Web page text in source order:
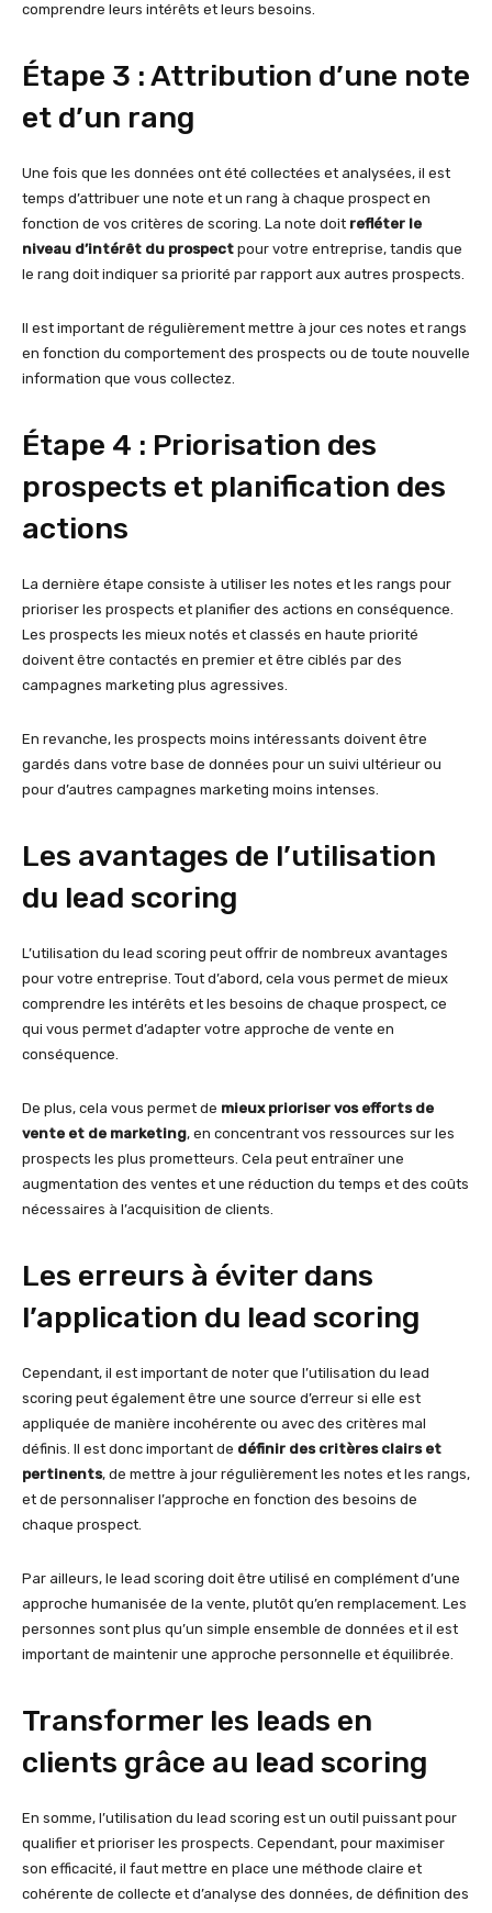
comprendre leurs intérêts et leurs besoins.
Étape 3 : Attribution d’une note
et d’un rang
Une fois que les données ont été collectées et analysées, il est
temps d’attribuer une note et un rang à chaque prospect en
fonction de vos critères de scoring. La note doit refléter le
niveau d’intérêt du prospect pour votre entreprise, tandis que
le rang doit indiquer sa priorité par rapport aux autres prospects.
Il est important de régulièrement mettre à jour ces notes et rangs
en fonction du comportement des prospects ou de toute nouvelle
information que vous collectez.
Étape 4 : Priorisation des
prospects et planification des
actions
La dernière étape consiste à utiliser les notes et les rangs pour
prioriser les prospects et planifier des actions en conséquence.
Les prospects les mieux notés et classés en haute priorité
doivent être contactés en premier et être ciblés par des
campagnes marketing plus agressives.
En revanche, les prospects moins intéressants doivent être
gardés dans votre base de données pour un suivi ultérieur ou
pour d’autres campagnes marketing moins intenses.
Les avantages de l’utilisation
du lead scoring
L’utilisation du lead scoring peut offrir de nombreux avantages
pour votre entreprise. Tout d’abord, cela vous permet de mieux
comprendre les intérêts et les besoins de chaque prospect, ce
qui vous permet d’adapter votre approche de vente en
conséquence.
De plus, cela vous permet de mieux prioriser vos efforts de
vente et de marketing, en concentrant vos ressources sur les
prospects les plus prometteurs. Cela peut entraîner une
augmentation des ventes et une réduction du temps et des coûts
nécessaires à l’acquisition de clients.
Les erreurs à éviter dans
l’application du lead scoring
Cependant, il est important de noter que l’utilisation du lead
scoring peut également être une source d’erreur si elle est
appliquée de manière incohérente ou avec des critères mal
définis. Il est donc important de définir des critères clairs et
pertinents, de mettre à jour régulièrement les notes et les rangs,
et de personnaliser l’approche en fonction des besoins de
chaque prospect.
Par ailleurs, le lead scoring doit être utilisé en complément d’une
approche humanisée de la vente, plutôt qu’en remplacement. Les
personnes sont plus qu’un simple ensemble de données et il est
important de maintenir une approche personnelle et équilibrée.
Transformer les leads en
clients grâce au lead scoring
En somme, l’utilisation du lead scoring est un outil puissant pour
qualifier et prioriser les prospects. Cependant, pour maximiser
son efficacité, il faut mettre en place une méthode claire et
cohérente de collecte et d’analyse des données, de définition des